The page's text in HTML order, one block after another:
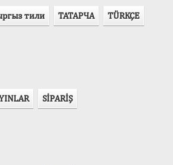
тили ТАТАРЧА TÜRKÇE
SİPARİŞ